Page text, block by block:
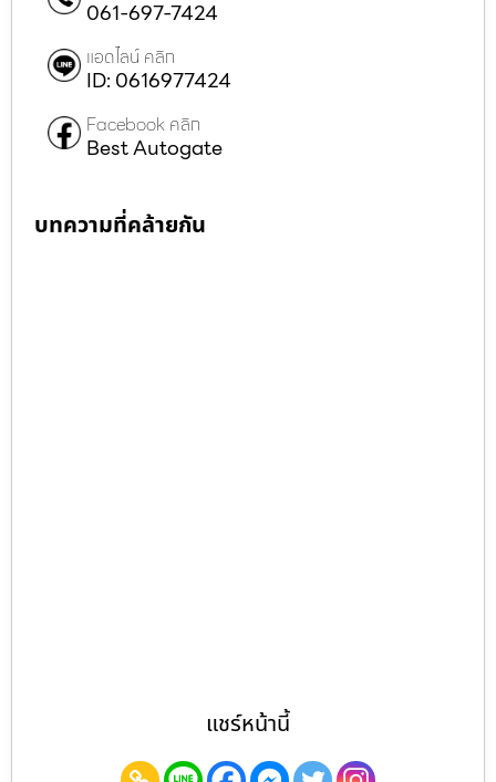
061-697-7424
แอดไลน์ คลิก
ID: 0616977424
Facebook คลิก
Best Autogate
บทความที่คล้ายกัน
แชร์หน้านี้